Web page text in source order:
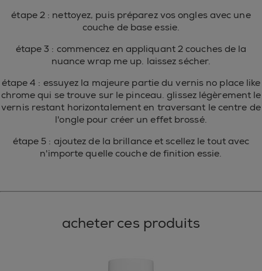
étape 2 : nettoyez, puis préparez vos ongles avec une
couche de base essie.
étape 3 : commencez en appliquant 2 couches de la
nuance wrap me up. laissez sécher.
étape 4 : essuyez la majeure partie du vernis no place like
chrome qui se trouve sur le pinceau. glissez légèrement le
vernis restant horizontalement en traversant le centre de
l'ongle pour créer un effet brossé.
étape 5 : ajoutez de la brillance et scellez le tout avec
n'importe quelle couche de finition essie.
acheter ces produits